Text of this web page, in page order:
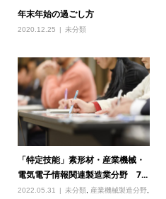
年末年始の過ごし方
2020.12.25 未分類
「特定技能」素形材・産業機械・
電気電子情報関連製造業分野 7...
2022.05.31 未分類, 産業機械製造分野,